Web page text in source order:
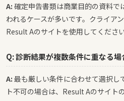
A: 確定申告書類は商業目的の資料で
われるケースが多いです。クライア
Result Aのサイトを使用してください
Q: 診断結果が複数条件に重なる
A: 最も厳しい条件に合わせて選択し
ト不可の場合は、Result Aのサイト